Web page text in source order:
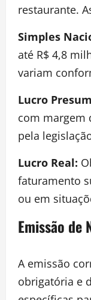
restaurante.
Simples
até R$ 4,8
variam
Lucro
com margem
pela
Lucro Real:
faturamento
ou em
Emissão de
A emissão
obrigatória e